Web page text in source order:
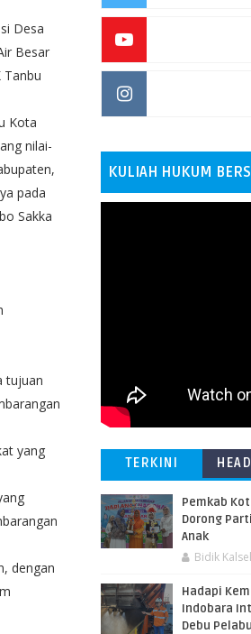
Desa
Besar
Tanbu
Kota
nilai-
pada
Sakka
tujuan
yang
dengan
KULIAH HUKUM
TERKINI
Pemkab
Dorong
Anak
Bidik Kalsel
​Hadapi
Indobara
Debu